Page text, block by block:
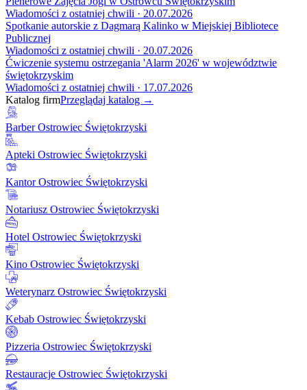
Wiadomości z ostatniej chwili · 20.07.2026
Spotkanie autorskie z Dagmarą Kalinko w Miejskiej Bibliotece
Publicznej
Wiadomości z ostatniej chwili · 20.07.2026
Ćwiczenie systemu ostrzegania 'Alarm 2026' w województwie
świętokrzyskim
Wiadomości z ostatniej chwili · 17.07.2026
Katalog firmPrzeglądaj katalog →
Barber Ostrowiec Świętokrzyski
Apteki Ostrowiec Świętokrzyski
Kantor Ostrowiec Świętokrzyski
Notariusz Ostrowiec Świętokrzyski
Hotel Ostrowiec Świętokrzyski
Kino Ostrowiec Świętokrzyski
Weterynarz Ostrowiec Świętokrzyski
Kebab Ostrowiec Świętokrzyski
Pizzeria Ostrowiec Świętokrzyski
Restauracje Ostrowiec Świętokrzyski